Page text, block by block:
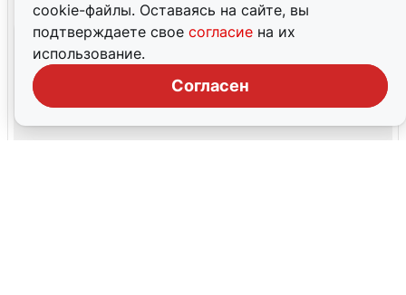
cookie-файлы. Оставаясь на сайте, вы
подтверждаете свое согласие на их
использование.
Согласен